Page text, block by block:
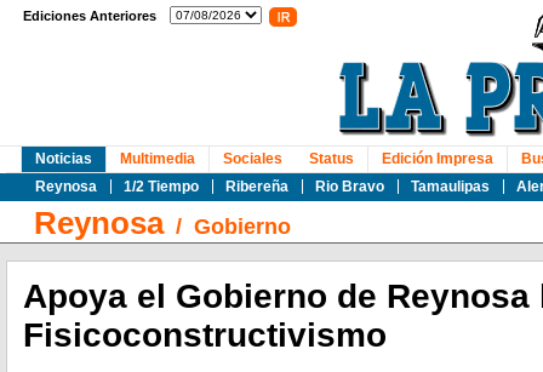
Ediciones Anteriores
Noticias
Reynosa
1/2 Tiempo Ribereña Rio Bravo Tamaulipas
Multimedia Sociales Status Edición Impresa
Reynosa/ Gobierno
Apoya el Gobierno de Reynosa
Fisicoconstructivismo